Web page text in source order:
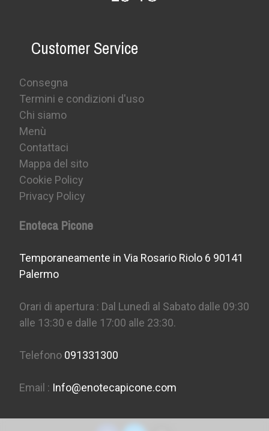
Customer Service
Consegna
Termini e condizioni d'uso
Chi siamo
Menù
Contattaci
Mappa del sito
Cookie Policy
Privacy Policy
Enoteca Picone
Temporaneamente in Via Rosario Riolo 6 90141
Palermo
Orari di apertura : Dal Lunedì al Sabato dalle 09:30
alle 13:30 e dalle 17:00 alle 23:30.
Telefono 091331300
Email : Info@enotecapicone.com